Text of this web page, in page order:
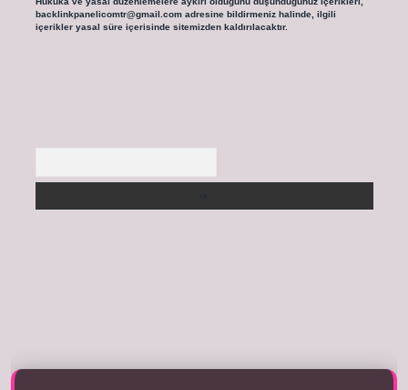
backlinkpanelicomtr@gmail.comadresine bildirmeniz halinde, ilgili
içerikler yasal süre içerisinde sitemizden kaldırılacaktır.